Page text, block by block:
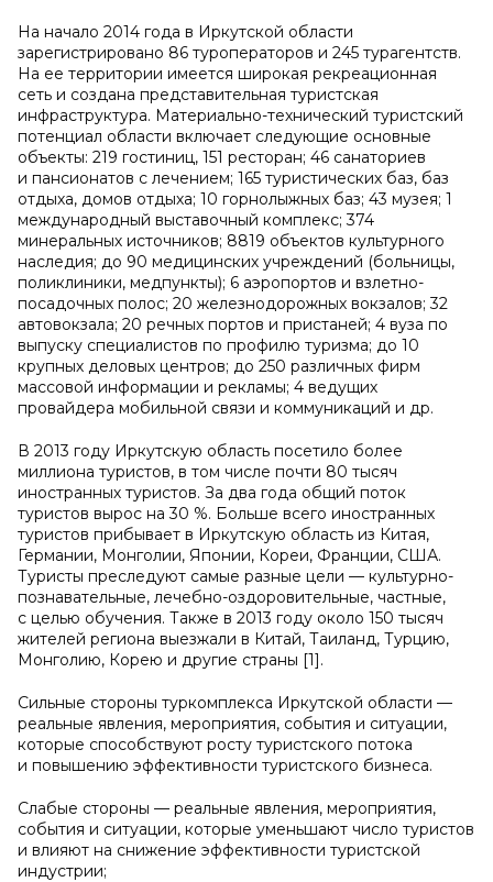
На начало 2014 года в Иркутской области
зарегистрировано 86 туроператоров и 245 турагентств.
На ее территории имеется широкая рекреационная
сеть и создана представительная туристская
инфраструктура. Материально-технический туристский
потенциал области включает следующие основные
объекты: 219 гостиниц, 151 ресторан; 46 санаториев
и пансионатов с лечением; 165 туристических баз, баз
отдыха, домов отдыха; 10 горнолыжных баз; 43 музея; 1
международный выставочный комплекс; 374
минеральных источников; 8819 объектов культурного
наследия; до 90 медицинских учреждений (больницы,
поликлиники, медпункты); 6 аэропортов и взлетно-
посадочных полос; 20 железнодорожных вокзалов; 32
автовокзала; 20 речных портов и пристаней; 4 вуза по
выпуску специалистов по профилю туризма; до 10
крупных деловых центров; до 250 различных фирм
массовой информации и рекламы; 4 ведущих
провайдера мобильной связи и коммуникаций и др.
В 2013 году Иркутскую область посетило более
миллиона туристов, в том числе почти 80 тысяч
иностранных туристов. За два года общий поток
туристов вырос на 30 %. Больше всего иностранных
туристов прибывает в Иркутскую область из Китая,
Германии, Монголии, Японии, Кореи, Франции, США.
Туристы преследуют самые разные цели — культурно-
познавательные, лечебно-оздоровительные, частные,
с целью обучения. Также в 2013 году около 150 тысяч
жителей региона выезжали в Китай, Таиланд, Турцию,
Монголию, Корею и другие страны [1].
Сильные стороны туркомплекса Иркутской области —
реальные явления, мероприятия, события и ситуации,
которые способствуют росту туристского потока
и повышению эффективности туристского бизнеса.
Слабые стороны — реальные явления, мероприятия,
события и ситуации, которые уменьшают число туристов
и влияют на снижение эффективности туристской
индустрии;